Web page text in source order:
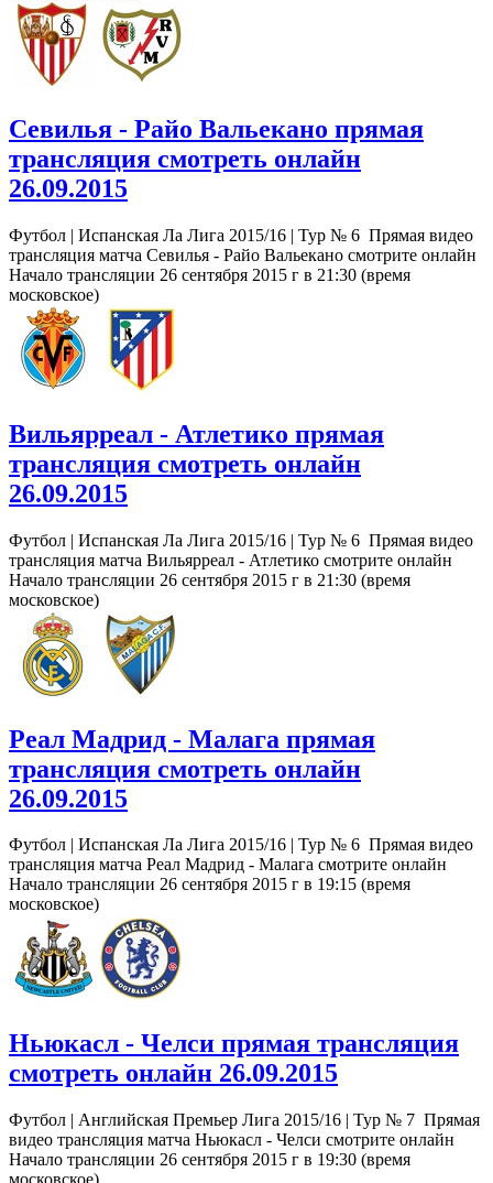
Севилья - Райо Вальекано прямая
трансляция смотреть онлайн
26.09.2015
Футбол | Испанская Ла Лига 2015/16 | Тур № 6 Прямая видео
трансляция матча Севилья - Райо Вальекано смотрите онлайн
Начало трансляции 26 сентября 2015 г в 21:30 (время
московское)
Вильярреал - Атлетико прямая
трансляция смотреть онлайн
26.09.2015
Футбол | Испанская Ла Лига 2015/16 | Тур № 6 Прямая видео
трансляция матча Вильярреал - Атлетико смотрите онлайн
Начало трансляции 26 сентября 2015 г в 21:30 (время
московское)
Реал Мадрид - Малага прямая
трансляция смотреть онлайн
26.09.2015
Футбол | Испанская Ла Лига 2015/16 | Тур № 6 Прямая видео
трансляция матча Реал Мадрид - Малага смотрите онлайн
Начало трансляции 26 сентября 2015 г в 19:15 (время
московское)
Ньюкасл - Челси прямая трансляция
смотреть онлайн 26.09.2015
Футбол | Английская Премьер Лига 2015/16 | Тур № 7 Прямая
видео трансляция матча Ньюкасл - Челси смотрите онлайн
Начало трансляции 26 сентября 2015 г в 19:30 (время